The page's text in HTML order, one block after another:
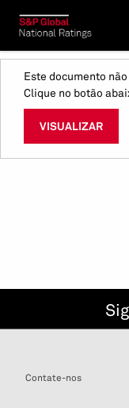
Este documento
Clique no botão
VISUALIZAR
Contate-nos